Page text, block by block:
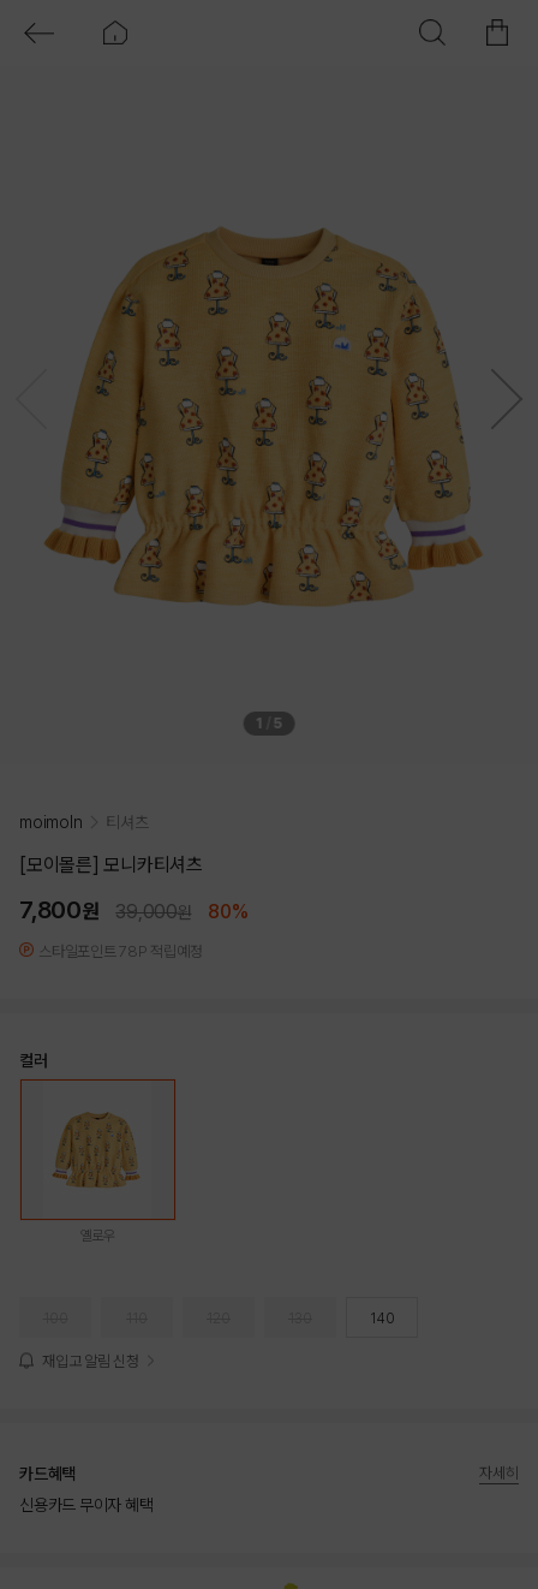
1 5
moimoln 티셔츠
[모이몰른] 모니카티셔츠
7,800원 39,000원 80%
스타일포인트 78P 적립예정
컬러
옐로우
140
재입고 알림 신청
카드혜택
신용카드 무이자 혜택
자세히